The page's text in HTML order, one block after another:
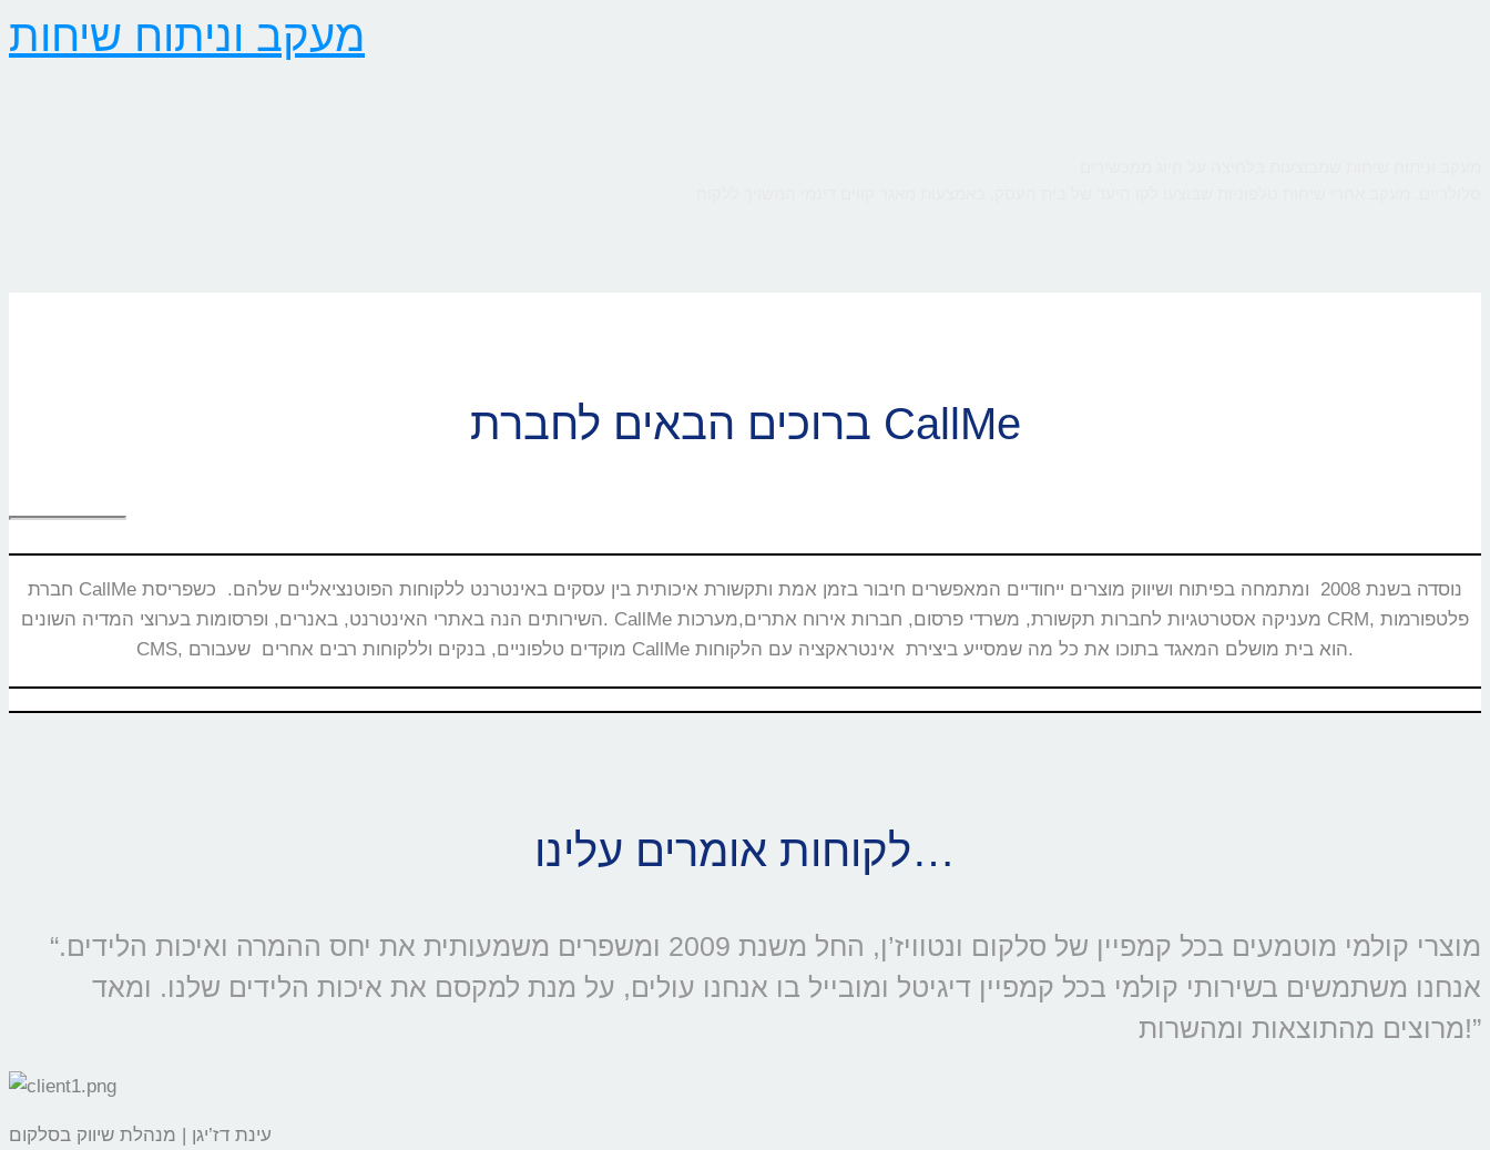
מעקב וניתוח שיחות
ברוכים הבאים לחברת CallMe
חברת CallMe נוסדה בשנת 2008 ומתמחה בפיתוח ושיווק מוצרים ייחודיים המאפשרים חיבור בזמן אמת ותקשורת איכותית בין עסקים באינטרנט ללקוחות הפוטנציאליים שלהם. כשפריסת
השירותים הנה באתרי האינטרנט, באנרים, ופרסומות בערוצי המדיה השונים. CallMe מעניקה אסטרטגיות לחברות תקשורת, משרדי פרסום, חברות אירוח אתרים,מערכות CRM, פלטפורמות
CMS, מוקדים טלפוניים, בנקים וללקוחות רבים אחרים שעבורם CallMe הוא בית מושלם המאגד בתוכו את כל מה שמסייע ביצירת אינטראקציה עם הלקוחות.
לקוחות אומרים עלינו…
“מוצרי קולמי מוטמעים בכל קמפיין של סלקום ונטוויז’ן, החל משנת 2009 ומשפרים משמעותית את יחס ההמרה ואיכות הלידים.
אנחנו משתמשים בשירותי קולמי בכל קמפיין דיגיטל ומובייל בו אנחנו עולים, על מנת למקסם את איכות הלידים שלנו. ומאד
מרוצים מהתוצאות ומהשרות!”
עינת דז’יגן | מנהלת שיווק בסלקום